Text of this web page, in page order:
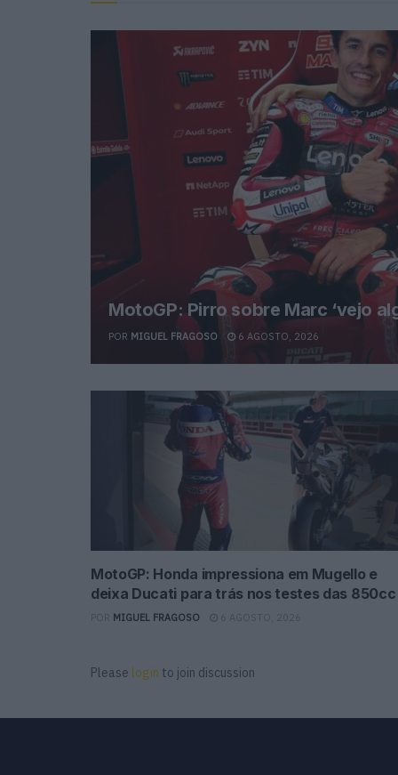
MotoGP: Pirro sobre Marc ‘vejo
POR MIGUEL FRAGOSO 6 AGOSTO, 2026
MotoGP: Honda impressiona em Mugello e
deixa Ducati para trás nos testes das 850cc
MIGUEL FRAGOSO 6 AGOSTO, 2026
Please login to join discussion